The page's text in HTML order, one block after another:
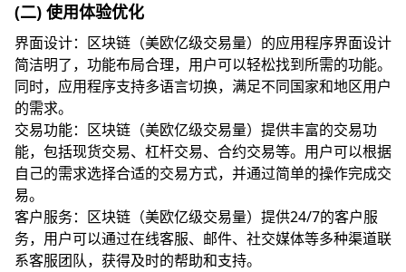
(二) 使用体验优化
界面设计：区块链（美欧亿级交易量）的应用程序界面设计
简洁明了，功能布局合理，用户可以轻松找到所需的功能。
同时，应用程序支持多语言切换，满足不同国家和地区用户
的需求。
交易功能：区块链（美欧亿级交易量）提供丰富的交易功
能，包括现货交易、杠杆交易、合约交易等。用户可以根据
自己的需求选择合适的交易方式，并通过简单的操作完成交
易。
客户服务：区块链（美欧亿级交易量）提供24/7的客户服
务，用户可以通过在线客服、邮件、社交媒体等多种渠道联
系客服团队，获得及时的帮助和支持。